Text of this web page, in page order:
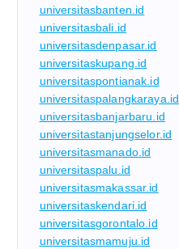
universitasbanten.id
universitasbali.id
universitasdenpasar.id
universitaskupang.id
universitaspontianak.id
universitaspalangkaraya.id
universitasbanjarbaru.id
universitastanjungselor.id
universitasmanado.id
universitaspalu.id
universitasmakassar.id
universitaskendari.id
universitasgorontalo.id
universitasmamuju.id